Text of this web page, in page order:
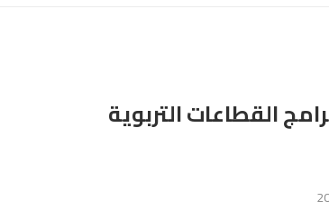
القطاعات التربوية